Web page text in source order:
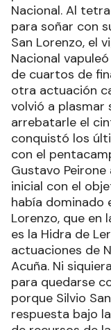
Nacional. Al
para soñar con
San Lorenzo, el
Nacional
de cuartos de
otra actuación
volvió a plasmar
arrebatarle el
conquistó los
con el
Gustavo
inicial con el
había dominado
Lorenzo, que en
es la Hidra de
actuaciones de
Acuña. Ni
para quedarse
porque Silvio
respuesta bajo